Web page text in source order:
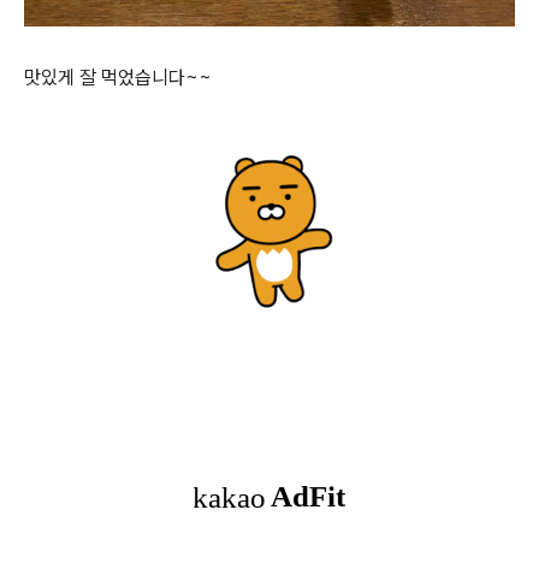
맛있게 잘 먹었습니다~~